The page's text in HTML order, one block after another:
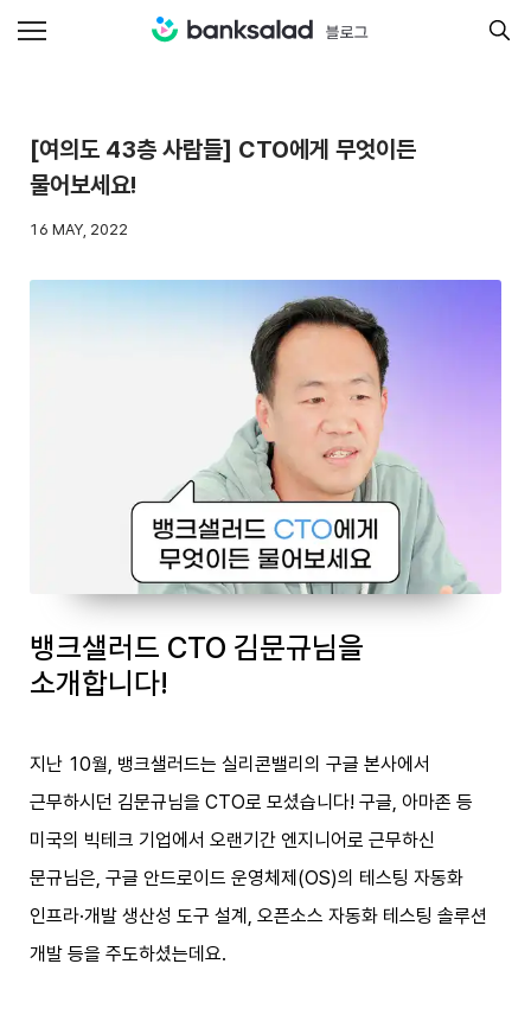
[여의도 43층 사람들] CTO에게 무엇이든
물어보세요!
16 MAY, 2022
뱅크샐러드 CTO 김문규님을
소개합니다!
지난 10월, 뱅크샐러드는 실리콘밸리의 구글 본사에서
근무하시던 김문규님을 CTO로 모셨습니다! 구글, 아마존 등
미국의 빅테크 기업에서 오랜기간 엔지니어로 근무하신
문규님은, 구글 안드로이드 운영체제(OS)의 테스팅 자동화
인프라·개발 생산성 도구 설계, 오픈소스 자동화 테스팅 솔루션
개발 등을 주도하셨는데요.